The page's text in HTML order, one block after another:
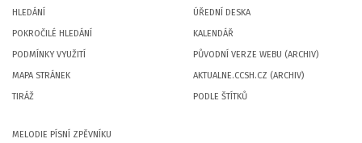
HLEDÁNÍ
POKROČILÉ HLEDÁNÍ
PODMÍNKY VYUŽITÍ
MAPA STRÁNEK
TIRÁŽ
ÚŘEDNÍ DESKA
KALENDÁŘ
PŮVODNÍ VERZE WEBU (ARCHIV)
AKTUALNE.CCSH.CZ (ARCHIV)
PODLE ŠTÍTKŮ
MELODIE PÍSNÍ ZPĚVNÍKU